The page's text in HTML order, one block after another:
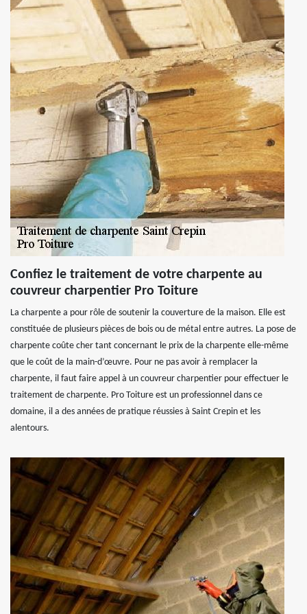
Confiez le traitement de votre charpente au
couvreur charpentier Pro Toiture
La charpente a pour rôle de soutenir la couverture de la maison. Elle est
constituée de plusieurs pièces de bois ou de métal entre autres. La pose de
charpente coûte cher tant concernant le prix de la charpente elle-même
que le coût de la main-d’œuvre. Pour ne pas avoir à remplacer la
charpente, il faut faire appel à un couvreur charpentier pour effectuer le
traitement de charpente. Pro Toiture est un professionnel dans ce
domaine, il a des années de pratique réussies à Saint Crepin et les
alentours.